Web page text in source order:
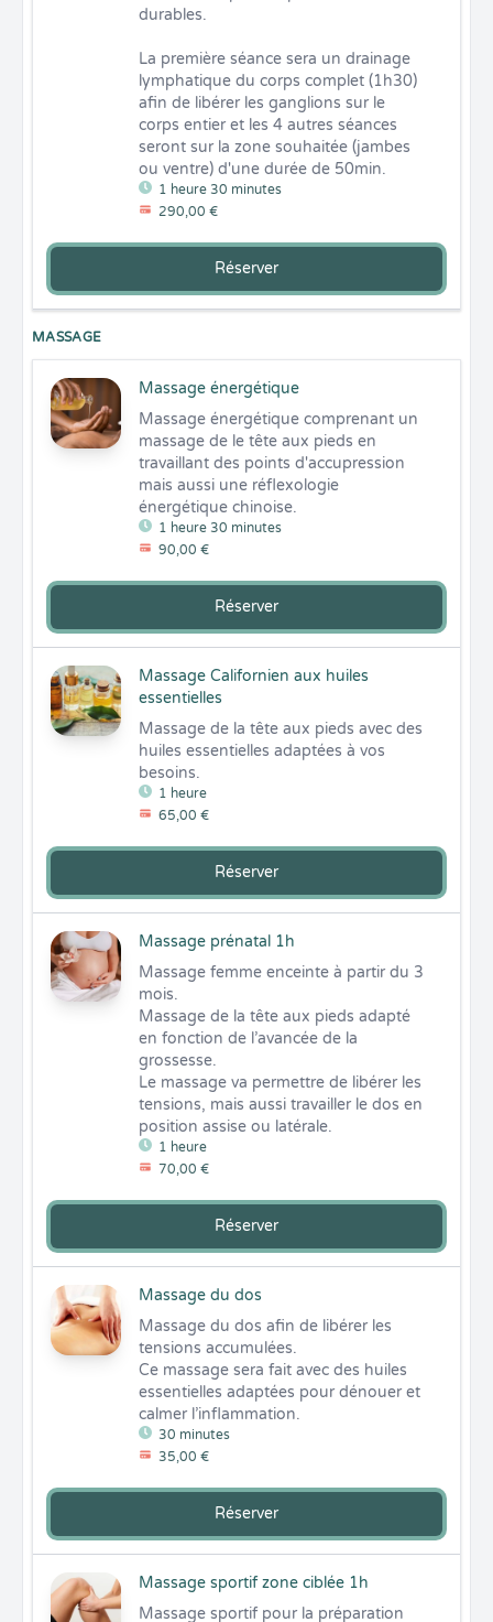
1 heure 30 minutes
290,00 €
durables.
La première séance sera un drainage
lymphatique du corps complet (1h30)
afin de libérer les ganglions sur le
corps entier et les 4 autres séances
seront sur la zone souhaitée (jambes
ou ventre) d'une durée de 50min.
Réserver
MASSAGE
Massage énergétique
1 heure 30 minutes
90,00 €
Massage énergétique comprenant un
massage de le tête aux pieds en
travaillant des points d'accupression
mais aussi une réflexologie
énergétique chinoise.
Réserver
Massage Californien aux huiles
essentielles
1 heure
65,00 €
Massage de la tête aux pieds avec des
huiles essentielles adaptées à vos
besoins.
Réserver
Massage prénatal 1h
1 heure
70,00 €
Massage femme enceinte à partir du 3
mois.
Massage de la tête aux pieds adapté
en fonction de l’avancée de la
grossesse.
Le massage va permettre de libérer les
tensions, mais aussi travailler le dos en
position assise ou latérale.
Réserver
Massage du dos
30 minutes
35,00 €
Massage du dos afin de libérer les
tensions accumulées.
Ce massage sera fait avec des huiles
essentielles adaptées pour dénouer et
calmer l’inflammation.
Réserver
Massage sportif zone ciblée 1h
Massage sportif pour la préparation